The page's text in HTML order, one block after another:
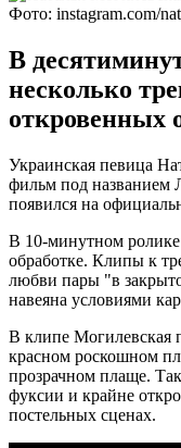
Фото: instagram.com/
В
несколько
откровенных
Украинская певица
фильм под названием
появился на
В 10-минутном ролике
обработке. Клипы к
любви пары "в
навеяна условиями
В клипе Могилевская
красном роскошном
прозрачном плаще.
фуксии и крайне
постельных сценах.